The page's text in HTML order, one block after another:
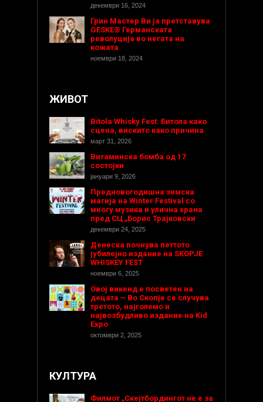
декември 16, 2024
Грин Мастер Ви ја претставува
GESKE® Германската
револуција во негата на
кожата
ноември 18, 2024
ЖИВОТ
Bitola Whisky Fest: Битола како
сцена, вискито како причина
март 31, 2026
Витаминска бомба од 17
состојки
јануари 9, 2026
Предновогодишнa зимска
магија на Winter Festival со
многу музика и улична храна
пред СЦ „Борис Трајковски
декември 24, 2025
Денеска почнува петтото
јубилејно издание на SKOPJE
WHISKEY FEST
ноември 6, 2025
Овој викенд е посветен на
децата – Во Скопје се случува
третото, најголемо и
највозбудливо издание на Kid
Expo
октомври 2, 2025
КУЛТУРА
Филмот „Скејтбордингот не е за